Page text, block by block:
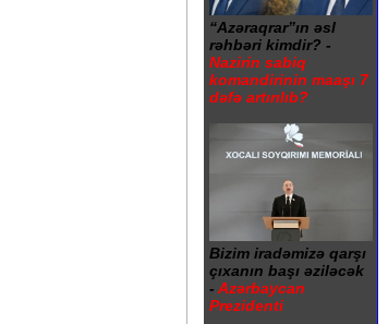
“Azəraqrar”ın əsl
rəhbəri kimdir? -
Nazirin sabiq
komandirinin maaşı 7
dəfə artırılıb?
Bizim iradəmizə qarşı
çıxanın başı əziləcək
- Azərbaycan
Prezidenti